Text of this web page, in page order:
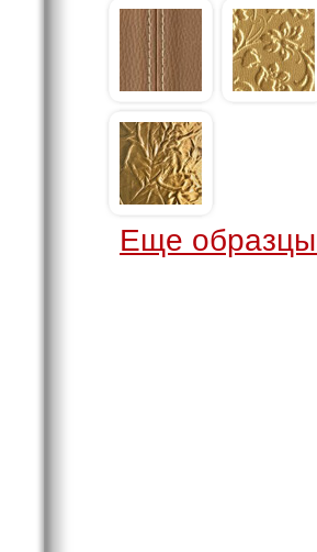
Еще